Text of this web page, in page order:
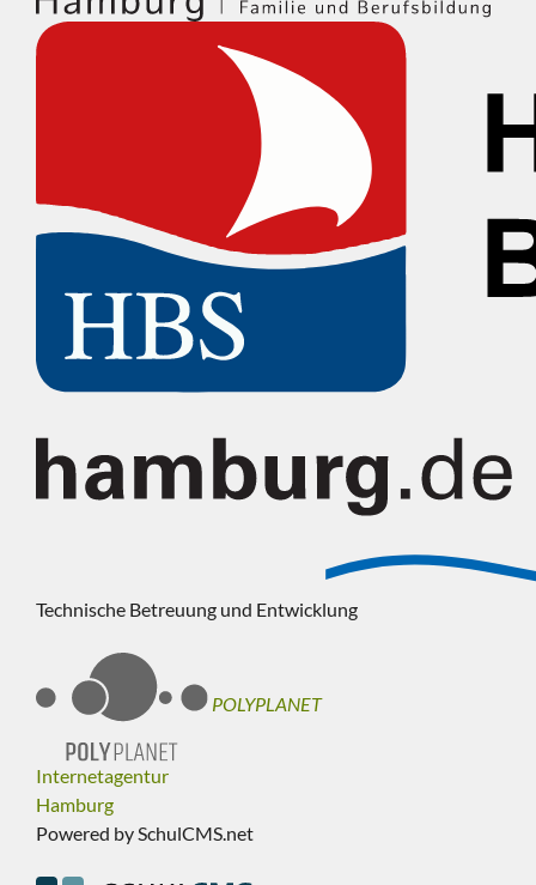
Technische Betreuung und Entwicklung
POLYPLANET
Internetagentur
Hamburg
Powered by SchulCMS.net